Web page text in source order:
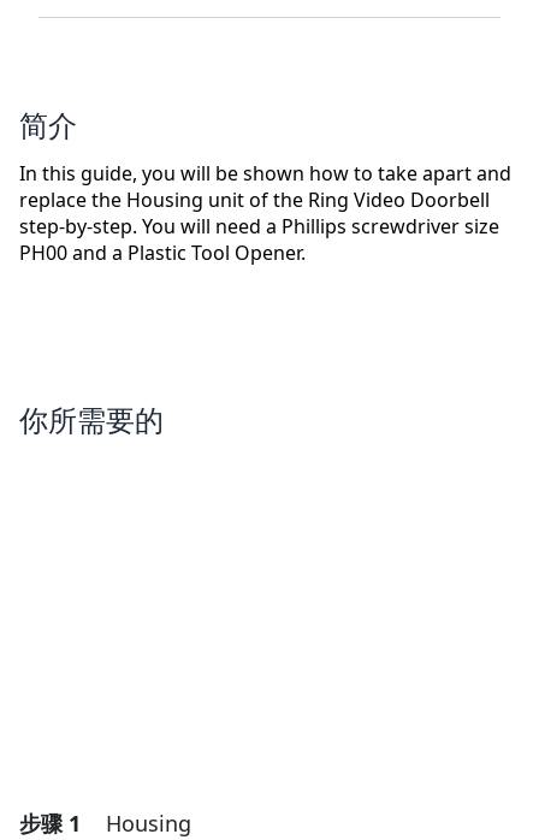
简介
In this guide, you will be shown how to take apart and
replace the Housing unit of the Ring Video Doorbell
step-by-step. You will need a Phillips screwdriver size
PH00 and a Plastic Tool Opener.
你所需要的
步骤 1 Housing